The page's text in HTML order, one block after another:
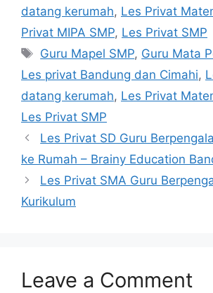
datang kerumah, Les Privat
Privat MIPA SMP, Les Privat SMP
Tags
Guru Mapel SMP, Guru Mata
Les privat Bandung dan Cimahi,
datang kerumah, Les Privat
Les Privat SMP
Les Privat SD Guru
ke Rumah – Brainy Education
Les Privat SMA Guru
Kurikulum
Leave a Comment